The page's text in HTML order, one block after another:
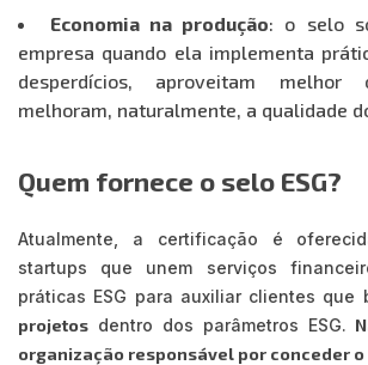
Economia na produção: o selo
empresa quando ela implementa
desperdícios, aproveitam
melhoram, naturalmente, a qualidade
Quem fornece o selo ESG?
Atualmente, a certificação é
startups que unem serviços
práticas ESG para auxiliar clientes que
projetos dentro dos parâmetros ESG.
organização responsável por conceder o